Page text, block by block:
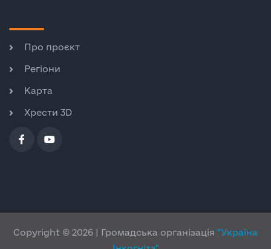
Про проєкт
Регіони
Карта
Хрести 3D
Copyright © 2026 | Громадська організація "Україна